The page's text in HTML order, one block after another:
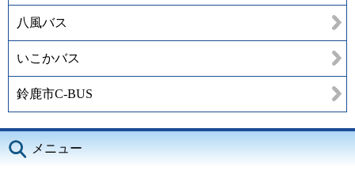
八風バス
いこかバス
鈴鹿市C-BUS
メニュー